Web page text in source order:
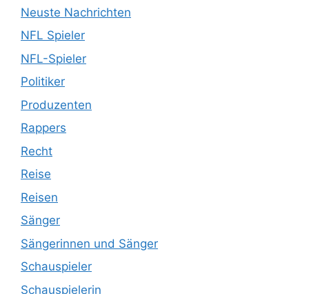
Neuste Nachrichten
NFL Spieler
NFL-Spieler
Politiker
Produzenten
Rappers
Recht
Reise
Reisen
Sänger
Sängerinnen und Sänger
Schauspieler
Schauspielerin